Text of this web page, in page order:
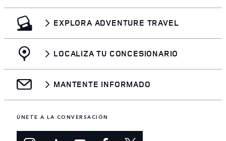
EXPLORA ADVENTURE TRAVEL
LOCALIZA TU CONCESIONARIO
MANTENTE INFORMADO
ÚNETE A LA CONVERSACIÓN